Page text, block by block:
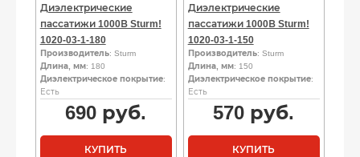
Диэлектрические
пассатижи 1000В Sturm!
1020-03-1-180
Производитель: Sturm
Длина, мм: 180
Диэлектрическое покрытие:
Есть
690 руб.
КУПИТЬ
Диэлектрические
пассатижи 1000В Sturm!
1020-03-1-150
Производитель: Sturm
Длина, мм: 150
Диэлектрическое покрытие:
Есть
570 руб.
КУПИТЬ